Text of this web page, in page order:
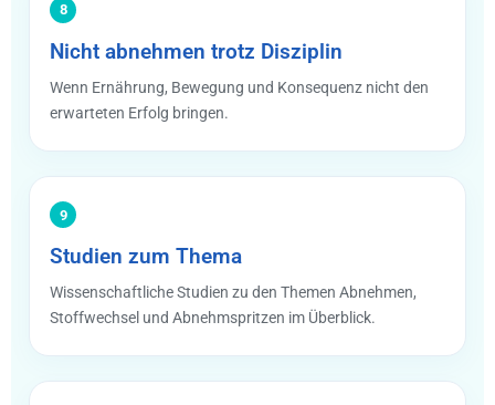
8
Nicht abnehmen trotz Disziplin
Wenn Ernährung, Bewegung und Konsequenz nicht den
erwarteten Erfolg bringen.
9
Studien zum Thema
Wissenschaftliche Studien zu den Themen Abnehmen,
Stoffwechsel und Abnehmspritzen im Überblick.